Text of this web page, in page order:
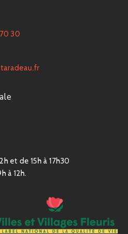
30
et de 15h à 17h30
à 12h.